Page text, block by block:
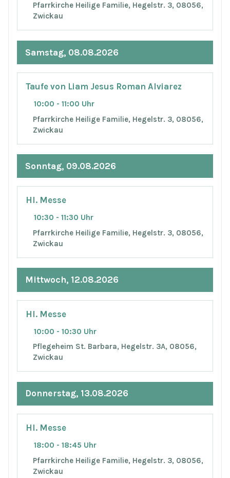
Pfarrkirche Heilige Familie, Hegelstr. 3, 08056,
Zwickau
Samstag, 08.08.2026
Taufe von Liam Jesus Roman Alviarez
10:00 - 11:00 Uhr
Pfarrkirche Heilige Familie, Hegelstr. 3, 08056,
Zwickau
Sonntag, 09.08.2026
Hl. Messe
10:30 - 11:30 Uhr
Pfarrkirche Heilige Familie, Hegelstr. 3, 08056,
Zwickau
Mittwoch, 12.08.2026
Hl. Messe
10:00 - 10:30 Uhr
Pflegeheim St. Barbara, Hegelstr. 3A, 08056,
Zwickau
Donnerstag, 13.08.2026
Hl. Messe
18:00 - 18:45 Uhr
Pfarrkirche Heilige Familie, Hegelstr. 3, 08056,
Zwickau